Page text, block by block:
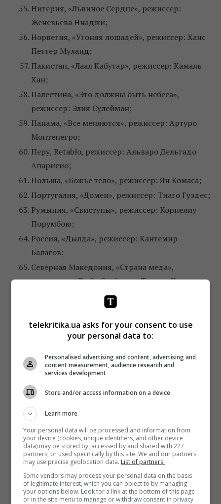
Нигерия, «Львиное Сердце», режиссер:
Женевьева Ннаджи;
Норвегия, «Угоняя лошадей», режиссер: Ханс
Петтер Муланд;
Пакистан, «Лаал Кабутар», режиссер: Камаль
Хан;
Палестина, «Это должны быть небеса»,
режиссер: Элия Сулейман;
Панама, «Все меняются», режиссер: Артуро
Монтенегро;
Перу, Retablo, режиссер: Альваро Дельгадо
Апарисио;
Польша, «Божье тело», режиссер: Ян Комаса;
Португалия, «Домен», режиссер: Тиаго Гуэдес;
Румыния, «Свистуны», режиссер: Корнелиу
Порумбою;
Россия, «Дылда», режиссер: Кантемир
Балагов;
Северная Македония, «Страна меда»,
режиссеры: Любо Стефанов, Тамара Котевска;
Саудовская Аравия, «Идеальный кандидат»,
режиссер: Хайфа Аль Мансур;
Сенегал, «Атлантика», режиссер: Мати Диоп;
Сербия, «Король Петар Первый», режиссер:
Петар Ристовски;
Сингапур, «Выдуманная земля», режиссер:
Словакия, «Пусть здесь будет свет», режиссер:
Марко Скоп;
Словения, «История любви», режиссер: Соня
Просенк;
Тайвань, Dear Ex, режиссеры: Маг Су, Чи-Йен
Су;
Таиланд, «Красу: нечеловеческий поцелуй»,
режиссер: Ситисири Монгколсири;
telekritika.ua asks for your consent to use
your personal data to:
Personalised advertising and content, advertising and
content measurement, audience research and
services development
Store and/or access information on a device
Learn more
Your personal data will be processed and information from
your device (cookies, unique identifiers, and other device
data) may be stored by, accessed by and shared with 227
partners, or used specifically by this site. We and our partners
may use precise geolocation data. List of partners.
Some vendors may process your personal data on the basis
of legitimate interest, which you can object to by managing
your options below. Look for a link at the bottom of this page
or in the site menu to manage or withdraw consent in privacy